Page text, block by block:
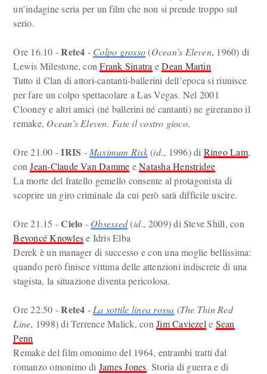
un’indagine seria per un film che non si prende troppo sul
serio.
Ore 16.10 -Rete4 - Colpo grosso(Ocean’s Eleven, 1960) di
Lewis Milestone, conFrank Sinatra eDean Martin
Tutto il Clan di attori-cantanti-ballerini dell’epoca si riunisce
per fare un colpo spettacolare a Las Vegas. Nel 2001
Clooney e altri amici (né ballerini né cantanti) ne gireranno il
remake, Ocean’s Eleven. Fate il vostro gioco.
Ore 21.00 -IRIS - Maximum Risk(id., 1996) di Ringo Lam,
conJean-Claude Van Damme eNatasha Henstridge
La morte del fratello gemello consente al protagonista di
scoprire un giro criminale da cui però sarà difficile uscire.
Ore 21.15 -Cielo - Obsessed(id., 2009) di Steve Shill, con
Beyoncé Knowlese Idris Elba
Derek è un manager di successo e con una moglie bellissima:
quando però finisce vittima delle attenzioni indiscrete di una
stagista, la situazione diventa pericolosa.
Ore 22.50 -Rete4 - La sottile linea rossa (The Thin Red
Line, 1998) di Terrence Malick, conJim Caviezel e Sean
Penn
Remake del film omonimo del 1964, entrambi tratti dal
romanzo omonimo di James Jones. Storia di guerra e di